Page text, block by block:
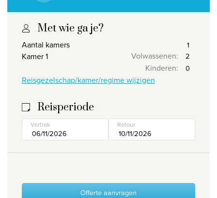
IKYK Malta
Dhigali Resort Maldives
SALT of Palmar Mauritius
Wie zijn wij
Waarom Travelworld
Met wie ga je?
Aantal kamers
Kamer 1
Volwassenen:
Kinderen:
Reisgezelschap/kamer/regime wijzigen
Reisperiode
Vertrek Retour
Offerte aanvragen